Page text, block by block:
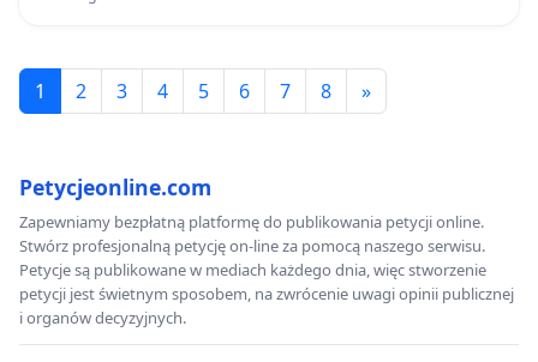
1 2 3 4 5 6 7 8 »
Petycjeonline.com
Zapewniamy bezpłatną platformę do publikowania petycji online.
Stwórz profesjonalną petycję on-line za pomocą naszego serwisu.
Petycje są publikowane w mediach każdego dnia, więc stworzenie
petycji jest świetnym sposobem, na zwrócenie uwagi opinii publicznej
i organów decyzyjnych.